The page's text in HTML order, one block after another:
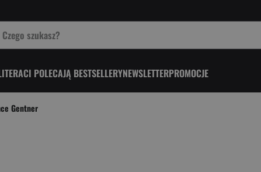
POLECAJĄ BESTSELLERYNEWSLETTERPROMOCJE
Gentner